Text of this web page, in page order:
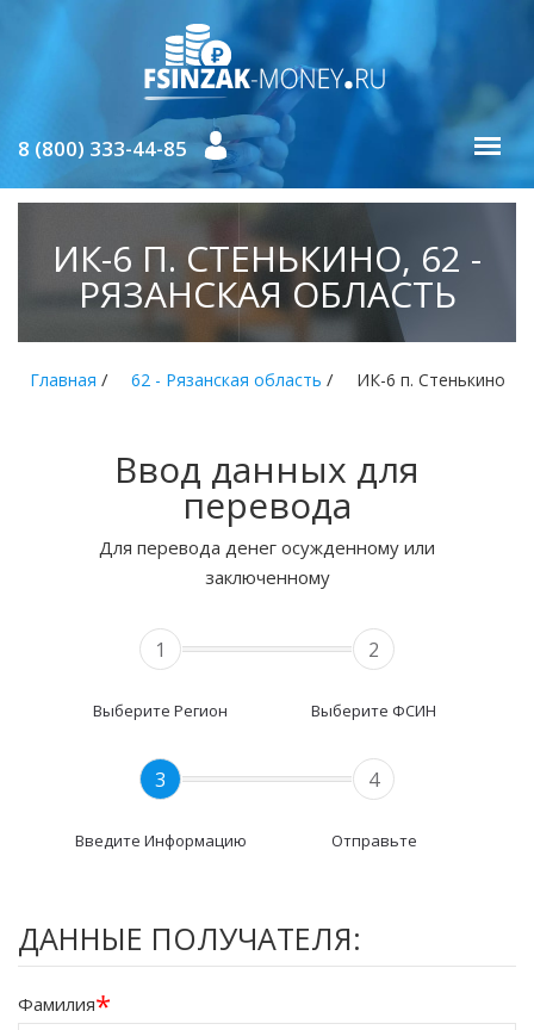
8 (800) 333-44-85
ИК-6 П. СТЕНЬКИНО, 62 -
РЯЗАНСКАЯ ОБЛАСТЬ
Главная / 62 - Рязанская область / ИК-6 п. Стенькино
Ввод данных для
перевода
Для перевода денег осужденному или
заключенному
1
Выберите Регион
2
Выберите ФСИН
3
Введите Информацию
4
Отправьте
ДАННЫЕ ПОЛУЧАТЕЛЯ:
Фамилия*